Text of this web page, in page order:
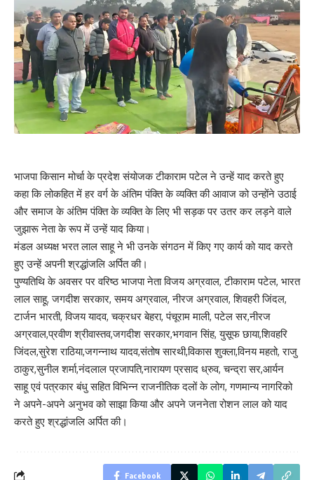
भाजपा किसान मोर्चा के प्रदेश संयोजक टीकाराम पटेल ने उन्हें याद करते हुए
कहा कि लोकहित में हर वर्ग के अंतिम पंक्ति के व्यक्ति की आवाज को उन्होंने उठाई
और समाज के अंतिम पंक्ति के व्यक्ति के लिए भी सड़क पर उतर कर लड़ने वाले
जुझारू नेता के रूप में उन्हें याद किया।
मंडल अध्यक्ष भरत लाल साहू ने भी उनके संगठन में किए गए कार्य को याद करते
हुए उन्हें अपनी श्रद्धांजलि अर्पित की।
पुण्यतिथि के अवसर पर वरिष्ठ भाजपा नेता विजय अग्रवाल, टीकाराम पटेल, भारत
लाल साहू, जगदीश सरकार, समय अग्रवाल, नीरज अग्रवाल, शिवहरी जिंदल,
टार्जन भारती, विजय यादव, चक्रधर बेहरा, पंचूराम माली, पटेल सर,नीरज
अग्रवाल,प्रवीण श्रीवास्तव,जगदीश सरकार,भगवान सिंह, युसूफ छाया,शिवहरि
जिंदल,सुरेश राठिया,जगन्नाथ यादव,संतोष सारथी,विकास शुक्ला,विनय महतो, राजु
ठाकुर,सुनील शर्मा,नंदलाल प्रजापति,नारायण प्रसाद ध्रुव, चन्द्रा सर,आर्यन
साहू एवं पत्रकार बंधु सहित विभिन्न राजनीतिक दलों के लोग, गणमान्य नागरिको
ने अपने-अपने अनुभव को साझा किया और अपने जननेता रोशन लाल को याद
करते हुए श्रद्धांजलि अर्पित की।
Facebook